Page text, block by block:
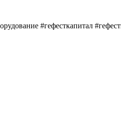
#гефесткапитал